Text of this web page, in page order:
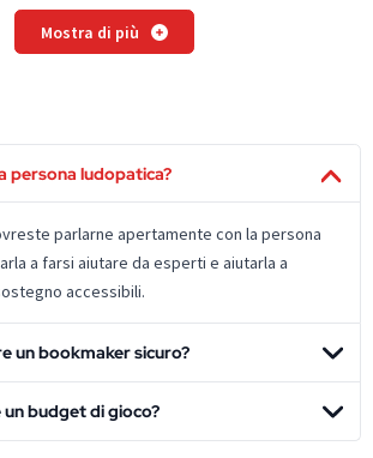
Mostra di più
persona ludopatica?
parlarne apertamente con la persona
a farsi aiutare da esperti e aiutarla a
accessibili.
un bookmaker sicuro?
budget di gioco?